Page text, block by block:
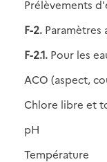
Prélèvements
F-2. Paramètres
F-2.1. Pour les
ACO (aspect,
Chlore libre et
pH
Température